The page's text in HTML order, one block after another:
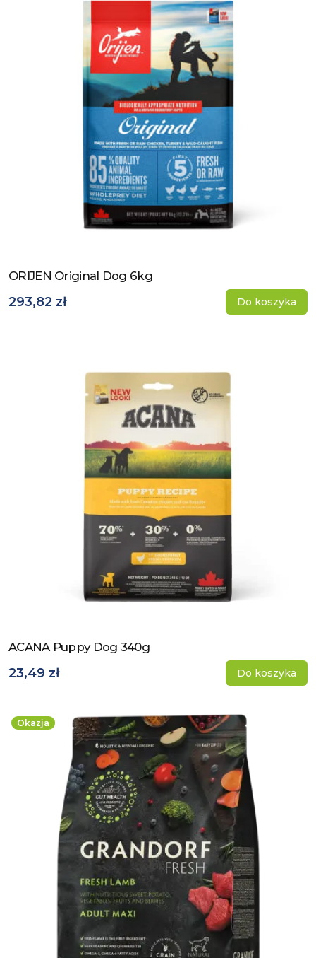
Zobacz produkt
ORIJEN Original Dog 6kg
293,82 zł Do koszyka
Zobacz produkt
ACANA Puppy Dog 340g
23,49 zł Do koszyka
Okazja